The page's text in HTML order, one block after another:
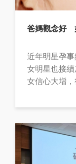
爸媽觀念好
近年明星孕
女明星也接
女信心大增，